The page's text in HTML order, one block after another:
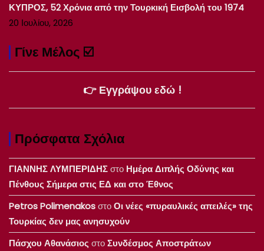
ΚΥΠΡΟΣ, 52 Χρόνια από την Τουρκική Εισβολή του 1974
20 Ιουλίου, 2026
Γίνε Μέλος ☑️
👉 Εγγράψου εδώ !
Πρόσφατα Σχόλια
ΓΙΑΝΝΗΣ ΛΥΜΠΕΡΙΔΗΣστο Ημέρα Διπλής Οδύνης και
Πένθους Σήμερα στις ΕΔ και στο Έθνος
Petros PolimenakosστοΟι νέες «πυραυλικές απειλές» της
Τουρκίας δεν μας ανησυχούν
Πάσχου Αθανάσιος στοΣυνδέσμος Αποστράτων